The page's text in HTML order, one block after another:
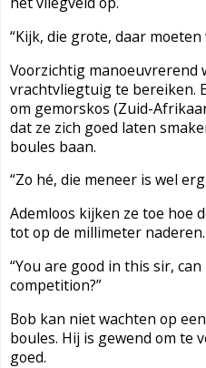
“Kijk, die grote, daar moeten
Voorzichtig manoeuvrerend
vrachtvliegtuig te bereiken.
om gemorskos (Zuid-
dat ze zich goed laten
boules baan.
“Zo hé, die meneer is wel
Ademloos kijken ze toe hoe
tot op de millimeter naderen.
“You are good in this sir,
competition?”
Bob kan niet wachten op
boules. Hij is gewend om te
goed.